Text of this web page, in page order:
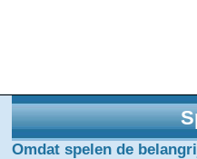
Omdat spelen de